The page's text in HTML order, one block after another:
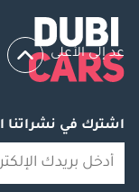
عد إلى الأعلى
اشترك في نشراتنا